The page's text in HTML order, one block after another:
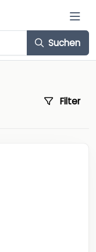
Suchen
Filter